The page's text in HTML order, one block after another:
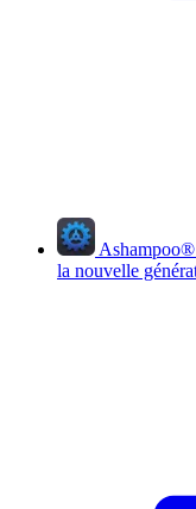
Ashampoo®
la nouvelle